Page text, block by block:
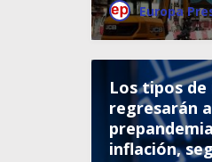
Europa
Los tipos
regresarán
inflación,